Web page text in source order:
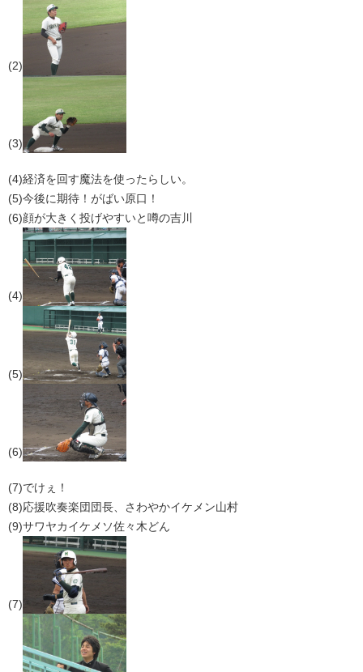
(2)
(3)
(4)経済を回す魔法を使ったらしい。
(5)今後に期待！がばい原口！
(6)顔が大きく投げやすいと噂の吉川
(4)
(5)
(6)
(7)でけぇ！
(8)応援吹奏楽団団長、さわやかイケメン山村
(9)サワヤカイケメソ佐々木どん
(7)